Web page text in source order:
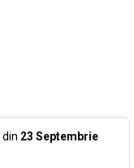
din 23 Septembrie